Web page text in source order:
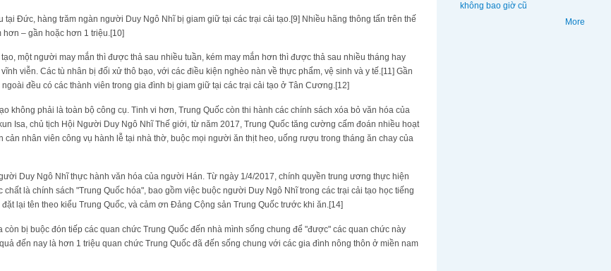
tại Đức, hàng trăm ngàn người Duy Ngô Nhĩ bị giam giữ tại các trại cải tạo.[9] Nhiều hãng thông tấn trên thế
– gần hoặc hơn 1 triệu.[10]
một người may mắn thì được thả sau nhiều tuần, kém may mắn hơn thì được thả sau nhiều tháng hay
viễn. Các tù nhân bị đối xử thô bạo, với các điều kiện nghèo nàn về thực phẩm, vệ sinh và y tế.[11] Gần
đều có các thành viên trong gia đình bị giam giữ tại các trại cải tạo ở Tân Cương.[12]
không phải là toàn bộ công cụ. Tinh vi hơn, Trung Quốc còn thi hành các chính sách xóa bỏ văn hóa của
Isa, chủ tịch Hội Người Duy Ngô Nhĩ Thế giới, từ năm 2017, Trung Quốc tăng cường cấm đoán nhiều hoạt
nhân viên công vụ hành lễ tại nhà thờ, buộc mọi người ăn thịt heo, uống rượu trong tháng ăn chay của
Duy Ngô Nhĩ thực hành văn hóa của người Hán. Từ ngày 1/4/2017, chính quyền trung ương thực hiện
là chính sách "Trung Quốc hóa", bao gồm việc buộc người Duy Ngô Nhĩ trong các trại cải tạo học tiếng
lại tên theo kiểu Trung Quốc, và cảm ơn Đảng Cộng sản Trung Quốc trước khi ăn.[14]
bị buộc đón tiếp các quan chức Trung Quốc đến nhà mình sống chung để "được" các quan chức này
đến nay là hơn 1 triệu quan chức Trung Quốc đã đến sống chung với các gia đình nông thôn ở miền nam
không bao giờ cũ
More